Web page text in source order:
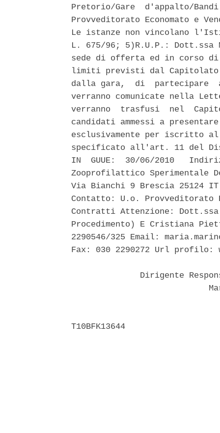
Pretorio/Gare  d'appalto/
Provveditorato Economato e
Le istanze non vincolano
L. 675/96; 5)R.U.P.: Dott.ssa
sede di offerta ed in corso
limiti previsti dal Capitolato
dalla gara,  di  partecipare
verranno comunicate nella
verranno  trasfusi  nel
candidati ammessi a
esclusivamente per iscritto
specificato all'art. 11 del
IN  GUUE:  30/06/2010
Zooprofilattico Sperimentale
Via Bianchi 9 Brescia 25124
Contatto: U.o. Provveditorato
Contratti Attenzione:
Procedimento) E Cristiana
2290546/325 Email:
Fax: 030 2290272 Url
Dirigente